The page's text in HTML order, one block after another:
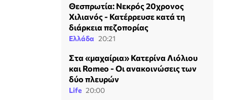
Θεσπρωτία: Νεκρός 20χρονος
Χιλιανός - Κατέρρευσε κατά τη
διάρκεια πεζοπορίας
Ελλάδα 20:21
Στα «μαχαίρια» Κατερίνα Λιόλιου
και Romeo - Οι ανακοινώσεις των
δύο πλευρών
Life 20:00